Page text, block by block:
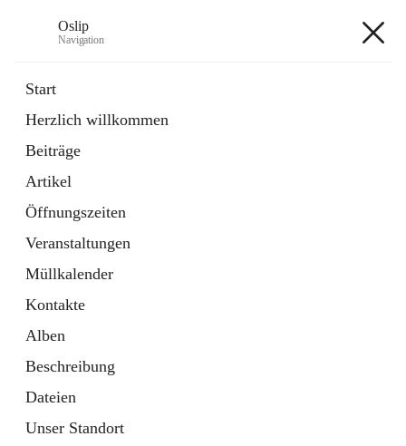
Oslip
Navigation
Start
Herzlich willkommen
Beiträge
Artikel
Öffnungszeiten
Veranstaltungen
Müllkalender
Kontakte
Alben
Beschreibung
Dateien
Unser Standort
Externe Webseite
in
Tab
Bundeskanzleramt Österreich
Externe Webseite
öffnet
in
neuem
Tab